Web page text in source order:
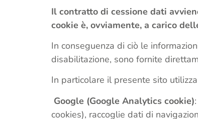
Il contratto di cessione dati
cookie è, ovviamente, a carico
In conseguenza di ciò le
disabilitazione, sono fornite
In particolare il presente sito
Google (Google Analytics cookie)
cookies), raccoglie dati di